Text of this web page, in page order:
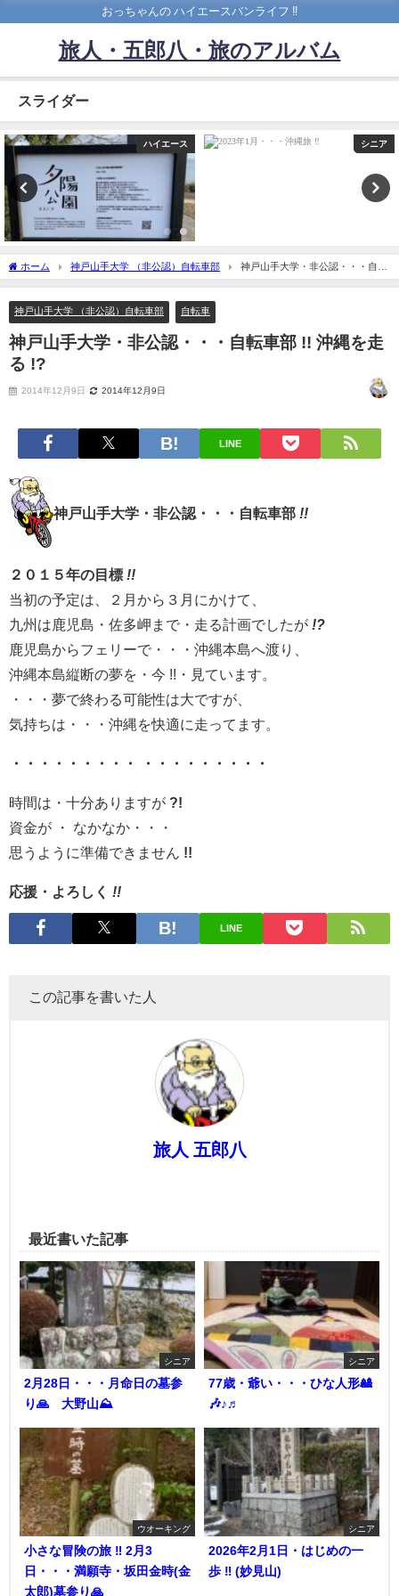
おっちゃんの ハイエースバンライフ ‼️
旅人・五郎八・旅のアルバム
スライダー
ハイエース シニア
ホーム 神戸山手大学 （非公認）自転車部
神戸山手大学・非公認・・・自転
車部 !! 沖縄を走る !?
神戸山手大学 （非公認）自転車部 自転車
神戸山手大学・非公認・・・自転車部 !! 沖縄を走
る !?
2014年12月9日 2014年12月9日
LINE
神戸山手大学・非公認・・・自転車部 !!
２０１５年の目標 !!
当初の予定は、２月から３月にかけて、
九州は鹿児島・佐多岬まで・走る計画でしたが !?
鹿児島からフェリーで・・・沖縄本島へ渡り、
沖縄本島縦断の夢を・今 !!・見ています。
・・・夢で終わる可能性は大ですが、
気持ちは・・・沖縄を快適に走ってます。
・・・・・・・・・ ・・・・・・・・・
時間は・十分ありますが ?!
資金が ・ なかなか・・・
思うように準備できません !!
応援・よろしく !!
LINE
この記事を書いた人
旅人 五郎八
最近書いた記事
シニア
2月28日・・・月命日の墓参
り🙏 大野山⛰️
シニア
77歳・爺い・・・ひな人形🎎
🎶♪♬
ウオーキング
小さな冒険の旅 ‼︎ 2月3
日・・・満願寺・坂田金時(金
太郎)墓参り🙏
シニア
2026年2月1日・はじめの一
歩 ‼︎ (妙見山)